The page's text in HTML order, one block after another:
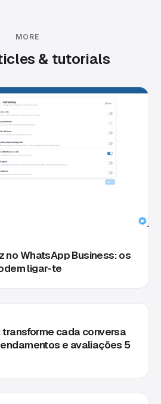
MORE
& tutorials
no WhatsApp Business: os
ligar-te
cada conversa
e avaliações 5